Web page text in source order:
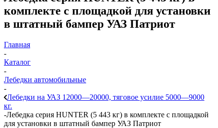
комплекте с площадкой для установки
в штатный бампер УАЗ Патриот
Главная
-
Каталог
-
Лебедки автомобильные
-
Лебедки на УАЗ 12000—20000, тяговое усилие 5000—9000
кг.
-Лебедка серия HUNTER (5 443 кг) в комплекте с площадкой
для установки в штатный бампер УАЗ Патриот